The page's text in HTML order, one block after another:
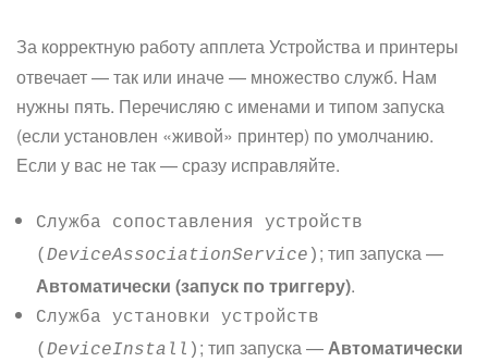
За корректную работу апплета Устройства и принтеры
отвечает — так или иначе — множество служб. Нам
нужны пять. Перечисляю с именами и типом запуска
(если установлен «живой» принтер) по умолчанию.
Если у вас не так — сразу исправляйте.
Служба сопоставления устройств
( DeviceAssociationService ) ; тип запуска —
Автоматически (запуск по триггеру).
Служба установки устройств
( DeviceInstall ) ; тип запуска —Автоматически